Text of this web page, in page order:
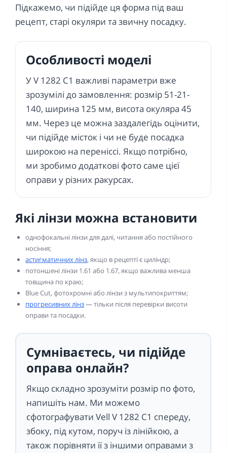
Підкажемо, чи підійде ця форма під ваш
рецепт, старі окуляри та звичну посадку.
Особливості моделі
У V 1282 C1 важливі параметри вже
зрозумілі до замовлення: розмір 51-21-
140, ширина 125 мм, висота окуляра 45
мм. Через це можна заздалегідь оцінити,
чи підійде місток і чи не буде посадка
широкою на переніссі. Якщо потрібно,
ми зробимо додаткові фото саме цієї
оправи у різних ракурсах.
Які лінзи можна встановити
однофокальні лінзи для далі, читання або постійного
носіння;
астигматичних лінз, якщо в рецепті є циліндр;
потоншені лінзи 1.61 або 1.67, якщо важлива менша
товщина по краю;
Blue Cut, фотохромні або лінзи з мультипокриттям;
прогресивних лінз— тільки після перевірки висоти
оправи та посадки.
Сумніваєтесь, чи підійде
оправа онлайн?
Якщо складно зрозуміти розмір по фото,
напишіть нам. Ми можемо
сфотографувати Vell V 1282 C1 спереду,
збоку, під кутом, поруч із лінійкою, а
також порівняти її з іншими оправами з